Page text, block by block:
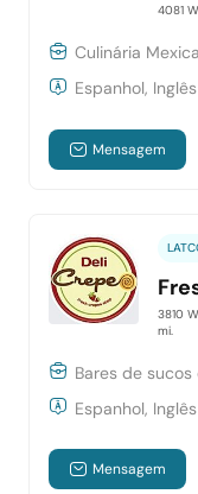
4081
Culinária
Espanhol, Inglês
Mensagem
3810
mi.
Bares de
Espanhol, Inglês
Mensagem